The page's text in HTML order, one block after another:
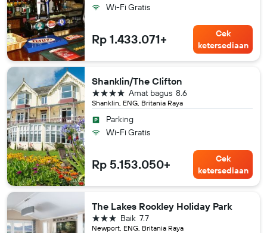
Wi-Fi Gratis
Rp 1.433.071+
Cek
ketersediaan
Shanklin/The Clifton
Shanklin, ENG, Britania Raya
8.6
Amat bagus
bintang 4
Parking
Wi-Fi Gratis
Rp 5.153.050+
Cek
ketersediaan
The Lakes Rookley Holiday Park
Newport, ENG, Britania Raya
7.7
Baik
bintang 3